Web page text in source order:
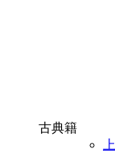
古典籍